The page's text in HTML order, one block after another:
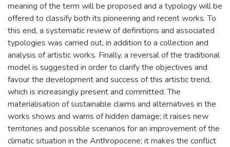
meaning of the term will be proposed and a typology will be
offered to classify both its pioneering and recent works. To
this end, a systematic review of definitions and associated
typologies was carried out, in addition to a collection and
analysis of artistic works. Finally, a reversal of the traditional
model is suggested in order to clarify the objectives and
favour the development and success of this artistic trend,
which is increasingly present and committed. The
materialisation of sustainable claims and alternatives in the
works shows and warns of hidden damage; it raises new
territories and possible scenarios for an improvement of the
climatic situation in the Anthropocene; it makes the conflict